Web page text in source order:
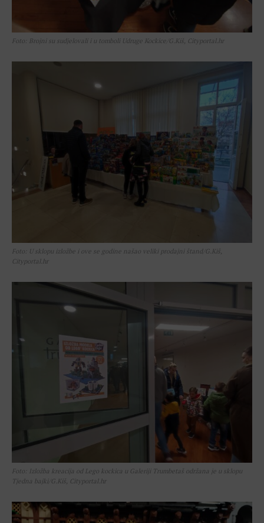
Foto: Brojni su sudjelovali i u tomboli Udruge Kockice/G.Kiš, Cityportal.hr
Foto: U sklopu izložbe i ove se godine našao veliki prodajni štand/G.Kiš,
Cityportal.hr
Foto: Izložba kreacija od Lego kockica u Galeriji Trumbetaš održana je u sklopu
Tjedna bajki/G.Kiš, Cityportal.hr